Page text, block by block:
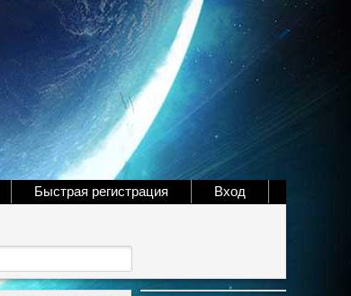
Вход
Быстрая регистрация